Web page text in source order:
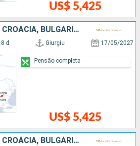
US$ 5,425
ROMÊNIA, HUNGRIA, CROÁCIA, BULGÁRIA, SÉRVIA
8 d Giurgiu 17/05/2027
US$ 5,425
Pensão completa
HUNGRIA, ROMÊNIA, CROÁCIA, BULGÁRIA, SÉRVIA